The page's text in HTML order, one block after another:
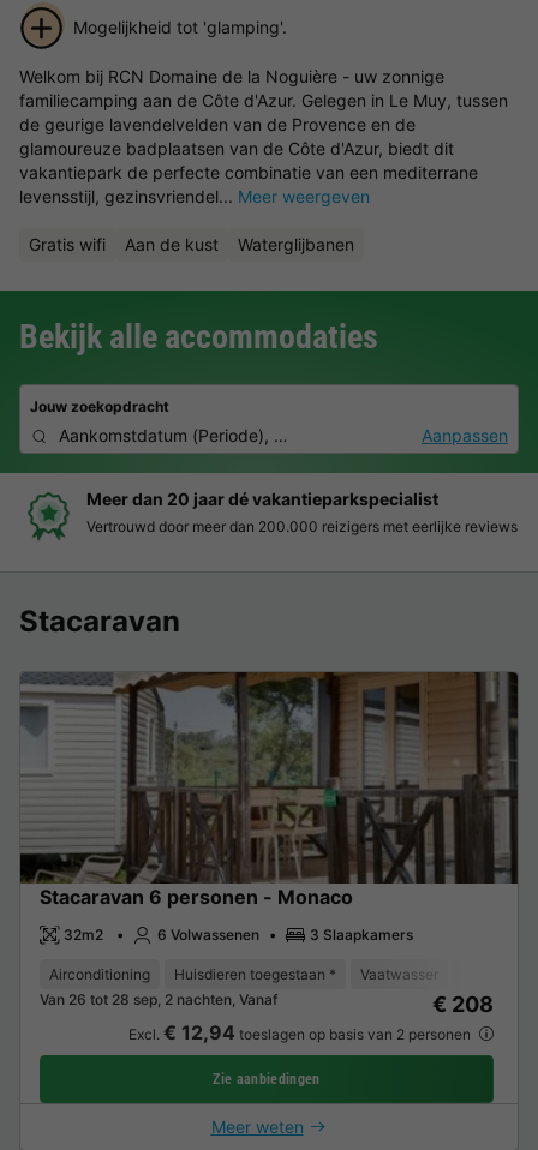
Mogelijkheid tot 'glamping'.
Welkom bij RCN Domaine de la Noguière - uw zonnige
familiecamping aan de Côte d'Azur. Gelegen in Le Muy, tussen
de geurige lavendelvelden van de Provence en de
glamoureuze badplaatsen van de Côte d'Azur, biedt dit
vakantiepark de perfecte combinatie van een mediterrane
levensstijl, gezinsvriendel... Meer weergeven
Gratis wifi Aan de kust Waterglijbanen
Bekijk alle accommodaties
Jouw zoekopdracht
Aankomstdatum (Periode), 2 personen, 0 huisdierAanpassen
Boek eenvoudig en zonder stress
Duidelijke prijzen, moeiteloos boeken en veilige betaalomgeving
Stacaravan
Stacaravan 6 personen - Monaco
32m2 6 Volwassenen 3 Slaapkamers
Airconditioning Huisdieren toegestaan * Vaatwasser
Van 26 tot 28 sep, 2 nachten, Vanaf
€ 208
Excl. € 12,94 toeslagen op basis van 2 personen
Zie aanbiedingen
Meer weten